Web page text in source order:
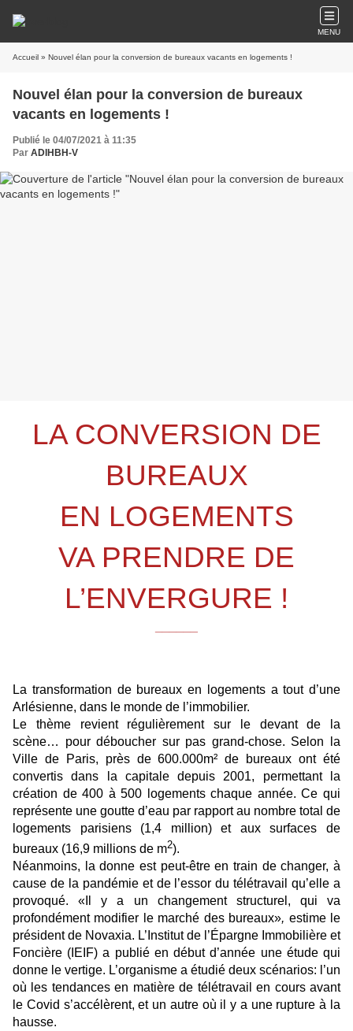
MENU
Accueil » Nouvel élan pour la conversion de bureaux vacants en logements !
Nouvel élan pour la conversion de bureaux
vacants en logements !
Publié le 04/07/2021 à 11:35
Par ADIHBH-V
LA CONVERSION DE
BUREAUX
EN LOGEMENTS
VA PRENDRE DE
L’ENVERGURE !
La transformation de bureaux en logements a tout d’une
Arlésienne, dans le monde de l’immobilier.
Le thème revient régulièrement sur le devant de la
scène… pour déboucher sur pas grand-chose. Selon la
Ville de Paris, près de 600.000m² de bureaux ont été
convertis dans la capitale depuis 2001, permettant la
création de 400 à 500 logements chaque année. Ce qui
représente une goutte d’eau par rapport au nombre total de
logements parisiens (1,4 million) et aux surfaces de
bureaux (16,9 millions de m2).
Néanmoins, la donne est peut-être en train de changer, à
cause de la pandémie et de l’essor du télétravail qu’elle a
provoqué.«Il y a un changement structurel, qui va
profondément modifier le marché des bureaux», estime le
président de Novaxia. L’Institut de l’Épargne Immobilière et
Foncière (IEIF) a publié en début d’année une étude qui
donne le vertige. L’organisme a étudié deux scénarios: l’un
où les tendances en matière de télétravail en cours avant
le Covid s’accélèrent, et un autre où il y a une rupture à la
hausse.